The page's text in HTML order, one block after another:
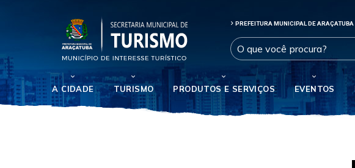
PREFEITURA MUNICIPAL DE ARAÇATUBA
A CIDADE TURISMO PRODUTOS E SERVIÇOS EVENTOS